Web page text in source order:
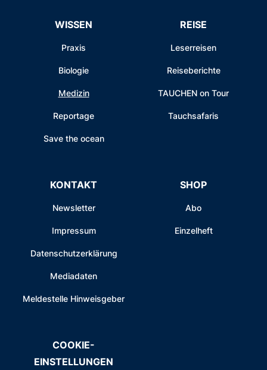
WISSEN
Praxis
Biologie
Medizin
Reportage
Save the ocean
REISE
Leserreisen
Reiseberichte
TAUCHEN on Tour
Tauchsafaris
KONTAKT
Newsletter
Impressum
Datenschutzerklärung
Mediadaten
Meldestelle Hinweisgeber
SHOP
Abo
Einzelheft
COOKIE-
EINSTELLUNGEN